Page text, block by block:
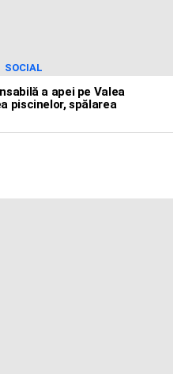
SOCIAL
a apei pe Valea
piscinelor, spălarea